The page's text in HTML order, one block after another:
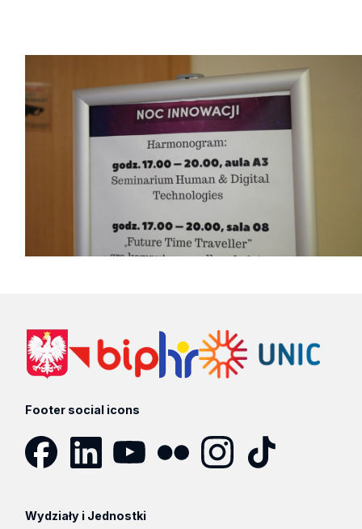
Footer social icons
Wydziały i Jednostki